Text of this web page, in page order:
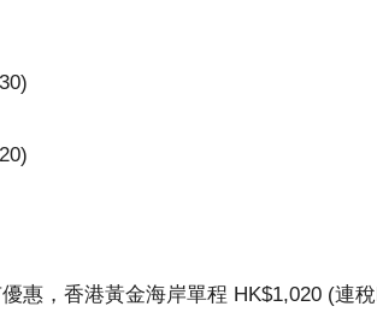
惠，香港黃金海岸單程 HK$1,020 (連